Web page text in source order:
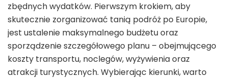
zbędnych wydatków. Pierwszym krokiem, aby
skutecznie zorganizować tanią podróż po Europie,
jest ustalenie maksymalnego budżetu oraz
sporządzenie szczegółowego planu – obejmującego
koszty transportu, noclegów, wyżywienia oraz
atrakcji turystycznych. Wybierając kierunki, warto